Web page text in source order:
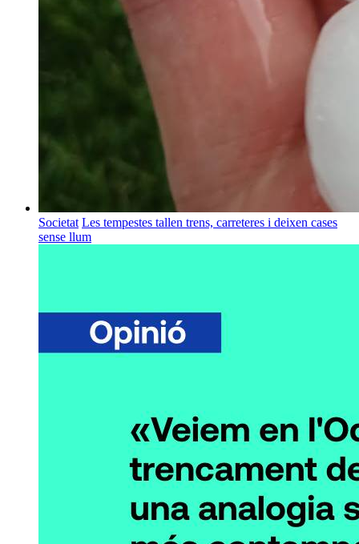
Societat Les tempestes tallen trens, carreteres i deixen cases
sense llum